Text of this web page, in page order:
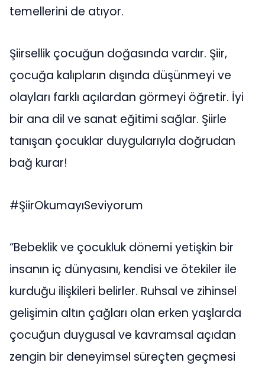
temellerini de atıyor.
Şiirsellik çocuğun doğasında vardır. Şiir,
çocuğa kalıpların dışında düşünmeyi ve
olayları farklı açılardan görmeyi öğretir. İyi
bir ana dil ve sanat eğitimi sağlar. Şiirle
tanışan çocuklar duygularıyla doğrudan
bağ kurar!
#ŞiirOkumayıSeviyorum
“Bebeklik ve çocukluk dönemi yetişkin bir
insanın iç dünyasını, kendisi ve ötekiler ile
kurduğu ilişkileri belirler. Ruhsal ve zihinsel
gelişimin altın çağları olan erken yaşlarda
çocuğun duygusal ve kavramsal açıdan
zengin bir deneyimsel süreçten geçmesi